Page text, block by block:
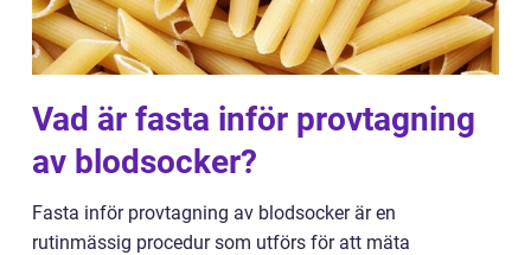
Vad är fasta inför provtagning
av blodsocker?
Fasta inför provtagning av blodsocker är en
rutinmässig procedur som utförs för att mäta